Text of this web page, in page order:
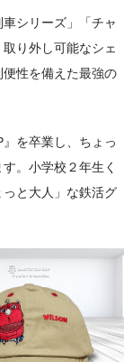
シリーズ」「チャ
り外し可能なシェ
性を備えた最強の
』を卒業し、ちょっ
。小学校２年生く
と大人」な鉄活グ